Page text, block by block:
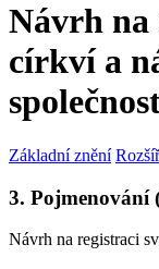
Návrh na
církví a
Základní znění
3. Pojmenování
Návrh na registraci